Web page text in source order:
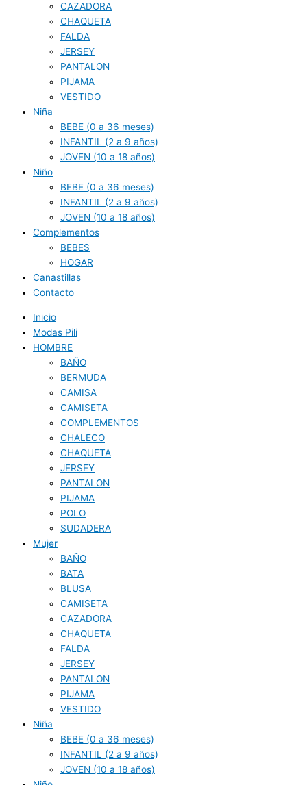
CAZADORA
CHAQUETA
FALDA
JERSEY
PANTALON
PIJAMA
VESTIDO
Niña
BEBE (0 a 36 meses)
INFANTIL (2 a 9 años)
JOVEN (10 a 18 años)
Niño
BEBE (0 a 36 meses)
INFANTIL (2 a 9 años)
JOVEN (10 a 18 años)
Complementos
BEBES
HOGAR
Canastillas
Contacto
Inicio
Modas Pili
HOMBRE
BAÑO
BERMUDA
CAMISA
CAMISETA
COMPLEMENTOS
CHALECO
CHAQUETA
JERSEY
PANTALON
PIJAMA
POLO
SUDADERA
Mujer
BAÑO
BATA
BLUSA
CAMISETA
CAZADORA
CHAQUETA
FALDA
JERSEY
PANTALON
PIJAMA
VESTIDO
Niña
BEBE (0 a 36 meses)
INFANTIL (2 a 9 años)
JOVEN (10 a 18 años)